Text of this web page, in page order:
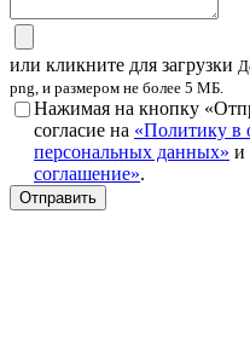
или кликните для загрузки
png, и размером не более 5 МБ.
Нажимая на кнопку
согласие на «Политику в
персональных данных» и
соглашение».